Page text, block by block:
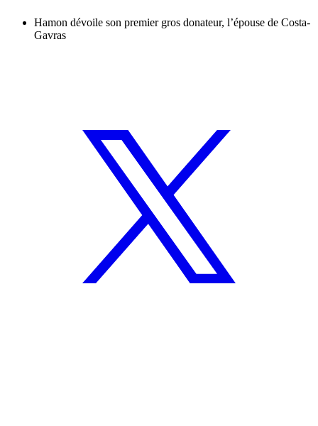
Hamon dévoile son premier gros donateur, l’épouse de Costa-
Gavras